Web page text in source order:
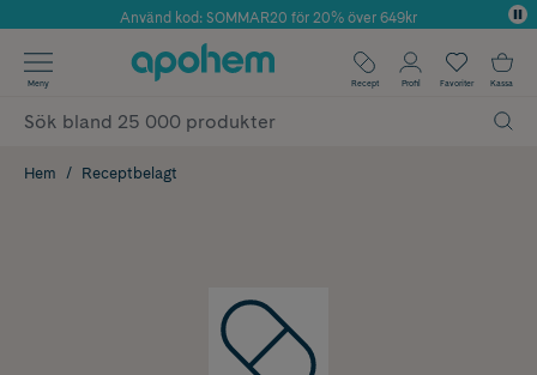
Årets Butik 2025 inom Skönhet
Använd kod: SOMMAR20 för 20% över 649kr
✓ Fri frakt
✓ Poäng på alla köp*
Meny Recept Profil Favoriter Kassa
Hem Receptbelagt